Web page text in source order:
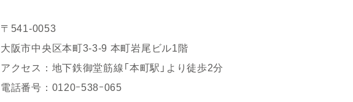
〒541-0053
大阪市中央区本町3-3-9 本町岩尾ビル1階
アクセス：地下鉄御堂筋線「本町駅」より徒歩2分
電話番号：0120ｰ538ｰ065